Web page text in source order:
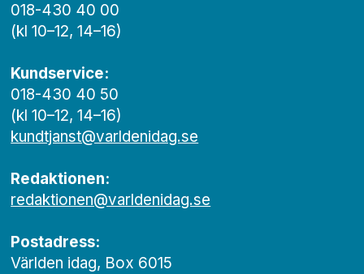
018-430 40 00
(kl 10–12, 14–16)
Kundservice:
018-430 40 50
(kl 10–12, 14–16)
kundtjanst@varldenidag.se
Redaktionen:
redaktionen@varldenidag.se
Postadress:
Världen idag, Box 6015